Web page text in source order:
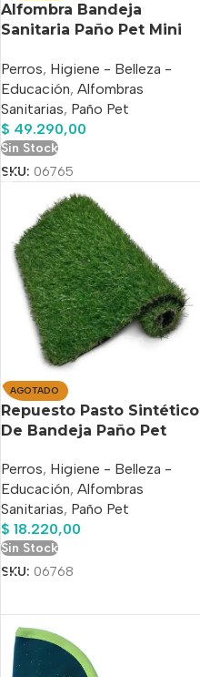
Alfombra Bandeja
Sanitaria Paño Pet Mini
Perros, Higiene - Belleza -
Educación, Alfombras
Sanitarias, Paño Pet
$ 49.290,00
Sin Stock
SKU: 06765
AGOTADO
Repuesto Pasto Sintético
De Bandeja Paño Pet
Perros, Higiene - Belleza -
Educación, Alfombras
Sanitarias, Paño Pet
$ 18.220,00
Sin Stock
SKU: 06768